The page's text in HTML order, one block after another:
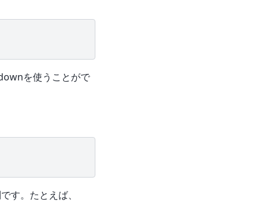
を使うことがで
。たとえば、